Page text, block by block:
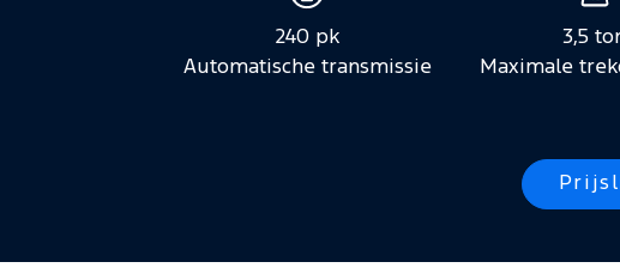
240 pk
Automatische transmissie
3,5
Maximale